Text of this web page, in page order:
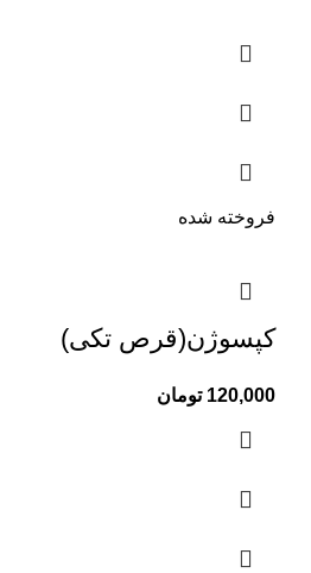
فروخته شده
کپسوژن(قرص تکی)
120,000 تومان